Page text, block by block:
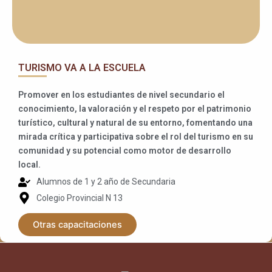
TURISMO VA A LA ESCUELA
Promover en los estudiantes de nivel secundario el
conocimiento, la valoración y el respeto por el patrimonio
turístico, cultural y natural de su entorno, fomentando una
mirada crítica y participativa sobre el rol del turismo en su
comunidad y su potencial como motor de desarrollo
local.
Alumnos de 1 y 2 año de Secundaria
Colegio Provincial N 13
Otras capacitaciones